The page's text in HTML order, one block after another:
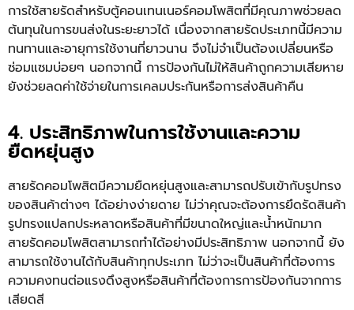
การใช้สายรัดสำหรับตู้คอนเทนเนอร์คอมโพสิตที่มีคุณภาพช่วยลด
ต้นทุนในการขนส่งในระยะยาวได้ เนื่องจากสายรัดประเภทนี้มีความ
ทนทานและอายุการใช้งานที่ยาวนาน จึงไม่จำเป็นต้องเปลี่ยนหรือ
ซ่อมแซมบ่อยๆ นอกจากนี้ การป้องกันไม่ให้สินค้าถูกความเสียหาย
ยังช่วยลดค่าใช้จ่ายในการเคลมประกันหรือการส่งสินค้าคืน
4. ประสิทธิภาพในการใช้งานและความ
ยืดหยุ่นสูง
สายรัดคอมโพสิตมีความยืดหยุ่นสูงและสามารถปรับเข้ากับรูปทรง
ของสินค้าต่างๆ ได้อย่างง่ายดาย ไม่ว่าคุณจะต้องการยึดรัดสินค้า
รูปทรงแปลกประหลาดหรือสินค้าที่มีขนาดใหญ่และน้ำหนักมาก
สายรัดคอมโพสิตสามารถทำได้อย่างมีประสิทธิภาพ นอกจากนี้ ยัง
สามารถใช้งานได้กับสินค้าทุกประเภท ไม่ว่าจะเป็นสินค้าที่ต้องการ
ความคงทนต่อแรงดึงสูงหรือสินค้าที่ต้องการการป้องกันจากการ
เสียดสี